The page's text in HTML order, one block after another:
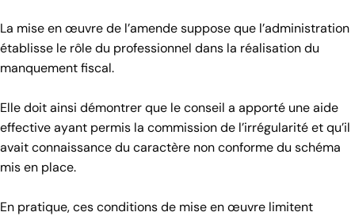
La mise en œuvre de l’amende suppose que l’administration
établisse le rôle du professionnel dans la réalisation du
manquement fiscal.
Elle doit ainsi démontrer que le conseil a apporté une aide
effective ayant permis la commission de l’irrégularité et qu’il
avait connaissance du caractère non conforme du schéma
mis en place.
En pratique, ces conditions de mise en œuvre limitent